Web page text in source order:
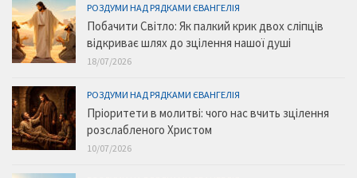
РОЗДУМИ НАД РЯДКАМИ ЄВАНГЕЛІЯ
Побачити Світло: Як палкий крик двох сліпців
відкриває шлях до зцілення нашої душі
18/07/2026
РОЗДУМИ НАД РЯДКАМИ ЄВАНГЕЛІЯ
Пріоритети в молитві: чого нас вчить зцілення
розслабленого Христом
10/07/2026